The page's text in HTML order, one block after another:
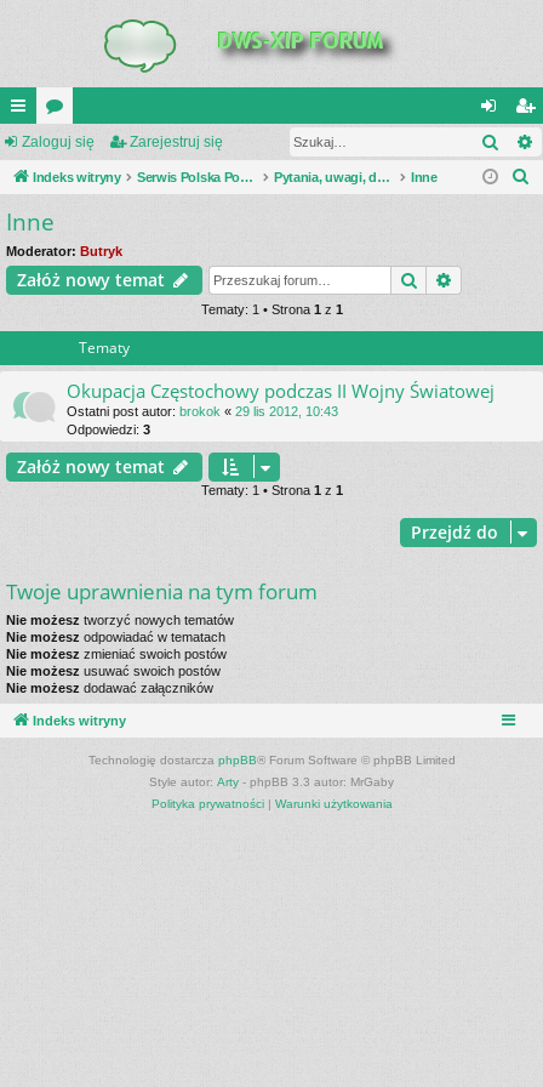
UI
C
K
_L
IN
or
a
al
og
ar
ej
Zaloguj się Zarejestruj się
Indeks witryny Serwis Polska Podziemna Pytania, uwagi, dyskusje Inne
Inne
Moderator: Butryk
Załóż nowy temat Szukaj
Tematy: 1 • Strona 1 z 1
Tematy
Okupacja Częstochowy podczas II Wojny Światowej
Ostatni post autor: brokok « 29 lis 2012, 10:43
Odpowiedzi: 3
Załóż nowy temat
Tematy: 1 • Strona 1z 1
Przejdź do
Twoje uprawnienia na tym forum
Nie możesz tworzyć nowych tematów
Nie możesz odpowiadać w tematach
Nie możesz zmieniać swoich postów
Nie możesz usuwać swoich postów
Nie możesz dodawać załączników
Indeks witryny
Technologię dostarcza phpBB® Forum Software © phpBB Limited
Style autor: Arty - phpBB 3.3 autor: MrGaby
Polityka prywatności| Warunki użytkowania